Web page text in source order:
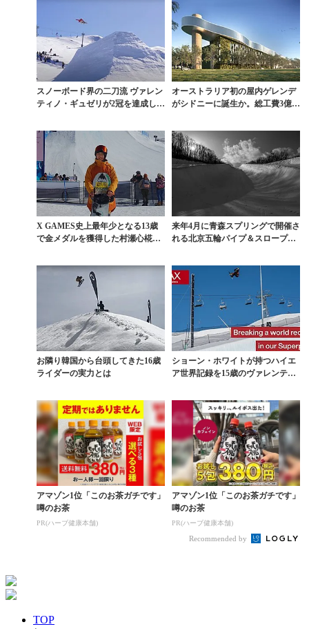
スノーボード界の二刀流 ヴァレン
ティノ・ギュゼリが2冠を達成した
オーストラリア初の屋内ゲレンデ
がシドニーに誕生か。総工費3億ド
X GAMES史上最年少となる13歳
で金メダルを獲得した村瀬心椛の
来年4月に青森スプリングで開催さ
れる北京五輪パイプ＆スロープ代
お隣り韓国から台頭してきた16歳
ライダーの実力とは
ショーン・ホワイトが持つハイエ
ア世界記録を15歳のヴァレンティ
アマゾン1位「このお茶ガチです」
噂のお茶
PR(ハーブ健康本舗)
アマゾン1位「このお茶ガチです」
噂のお茶
PR(ハーブ健康本舗)
Recommended by
TOP